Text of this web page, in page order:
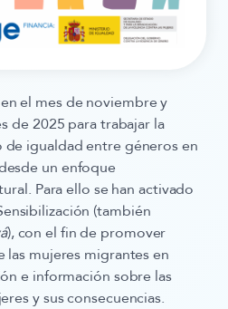
el mes de noviembre y
de 2025 para trabajar la
igualdad entre géneros en
un enfoque
Para ello se han activado
(también
), con el fin de promover
las mujeres migrantes en
e información sobre las
y sus consecuencias.